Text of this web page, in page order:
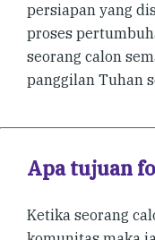
persiapan yang
proses
seorang calon
panggilan Tuhan
Apa tujuan
Ketika seorang